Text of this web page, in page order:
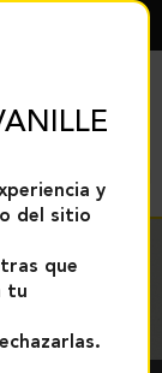
y
del sitio
que
tu